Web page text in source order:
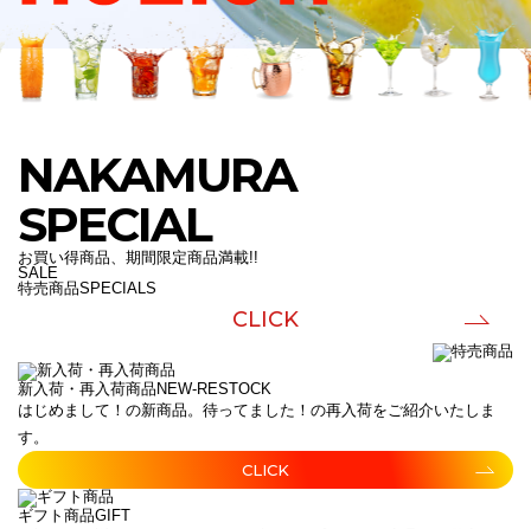
NAKAMURA
SPECIAL
お買い得商品、期間限定商品満載!!
SALE
特売商品SPECIALS
CLICK
新入荷・再入荷商品 NEW-RESTOCK
はじめまして！の新商品。待ってました！の再入荷をご紹介いたしま
す。
CLICK
ギフト商品GIFT